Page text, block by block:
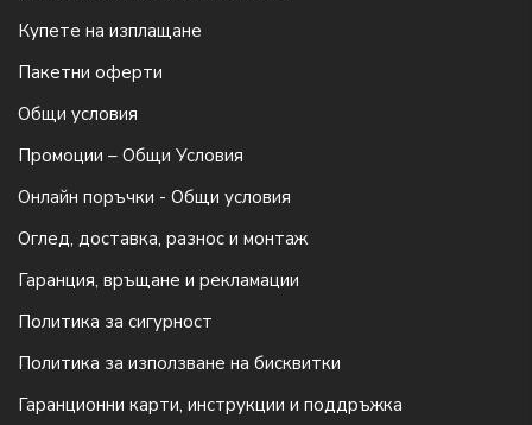
Купете на изплащане
Пакетни оферти
Общи условия
Промоции – Общи Условия
Онлайн поръчки - Общи условия
Оглед, доставка, разнос и монтаж
Гаранция, връщане и рекламации
Политика за сигурност
Политика за използване на бисквитки
Гаранционни карти, инструкции и поддръжка